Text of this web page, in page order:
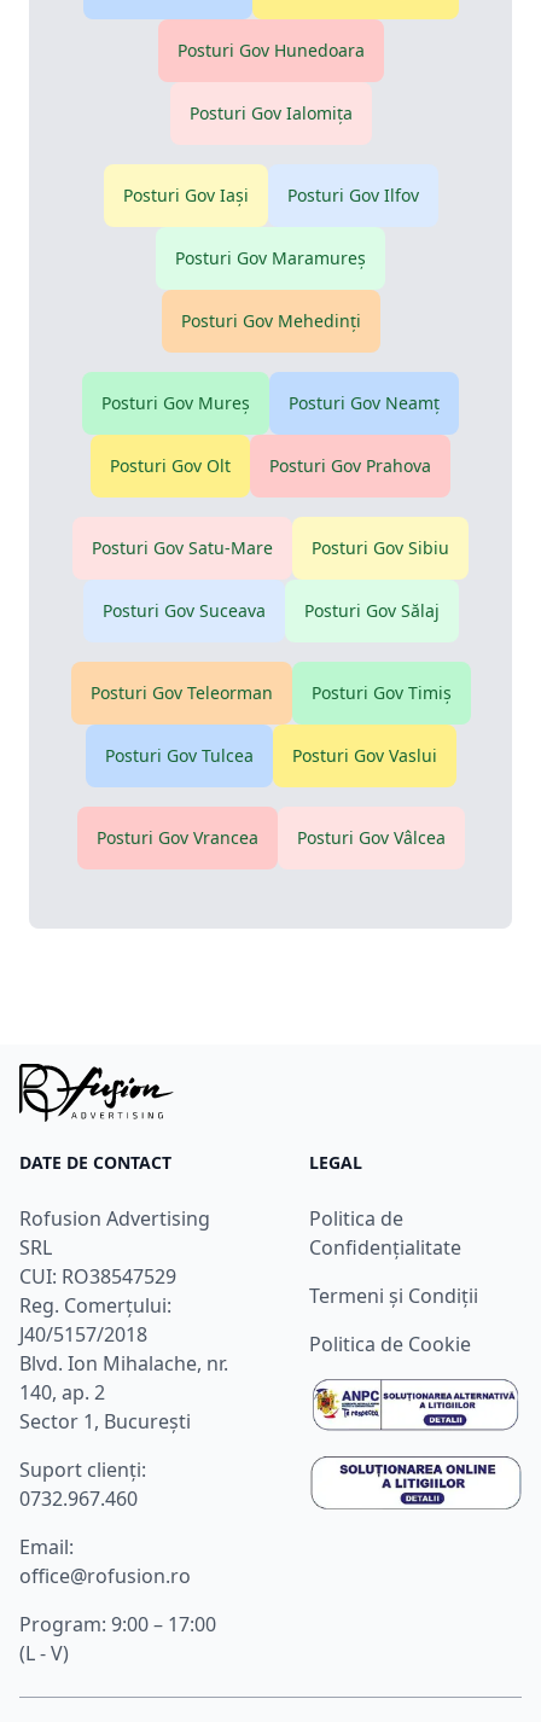
Posturi Gov Hunedoara
Posturi Gov Ialomiţa
Posturi Gov Iaşi Posturi Gov Ilfov
Posturi Gov Maramureş
Posturi Gov Mehedinţi
Posturi Gov Mureş Posturi Gov Neamţ
Posturi Gov Olt Posturi Gov Prahova
Posturi Gov Satu-Mare Posturi Gov Sibiu
Posturi Gov Suceava Posturi Gov Sălaj
Posturi Gov Teleorman Posturi Gov Timiş
Posturi Gov Tulcea Posturi Gov Vaslui
Posturi Gov Vrancea Posturi Gov Vâlcea
DATE DE CONTACT
Rofusion Advertising
SRL
CUI: RO38547529
Reg. Comerțului:
J40/5157/2018
Blvd. Ion Mihalache, nr.
140, ap. 2
Sector 1, București
Suport clienţi:
0732.967.460
Email:
office@rofusion.ro
Program: 9:00 – 17:00
(L - V)
LEGAL
Politica de
Confidențialitate
Termeni și Condiții
Politica de Cookie